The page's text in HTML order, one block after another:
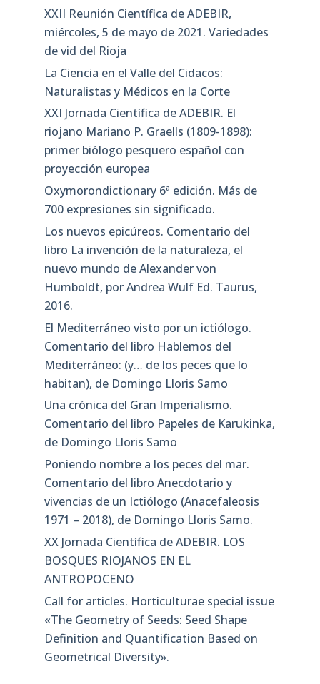
XXII Reunión Científica de ADEBIR,
miércoles, 5 de mayo de 2021. Variedades
de vid del Rioja
La Ciencia en el Valle del Cidacos:
Naturalistas y Médicos en la Corte
XXI Jornada Científica de ADEBIR. El
riojano Mariano P. Graells (1809-1898):
primer biólogo pesquero español con
proyección europea
Oxymorondictionary 6ª edición. Más de
700 expresiones sin significado.
Los nuevos epicúreos. Comentario del
libro La invención de la naturaleza, el
nuevo mundo de Alexander von
Humboldt, por Andrea Wulf Ed. Taurus,
2016.
El Mediterráneo visto por un ictiólogo.
Comentario del libro Hablemos del
Mediterráneo: (y… de los peces que lo
habitan), de Domingo Lloris Samo
Una crónica del Gran Imperialismo.
Comentario del libro Papeles de Karukinka,
de Domingo Lloris Samo
Poniendo nombre a los peces del mar.
Comentario del libro Anecdotario y
vivencias de un Ictiólogo (Anacefaleosis
1971 – 2018), de Domingo Lloris Samo.
XX Jornada Científica de ADEBIR. LOS
BOSQUES RIOJANOS EN EL
ANTROPOCENO
Call for articles. Horticulturae special issue
«The Geometry of Seeds: Seed Shape
Definition and Quantification Based on
Geometrical Diversity»​.